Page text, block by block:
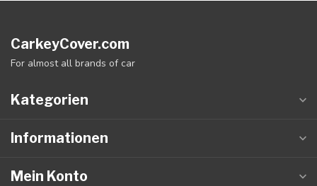
CarkeyCover.com
For almost all brands of car
Kategorien
Informationen
Mein Konto